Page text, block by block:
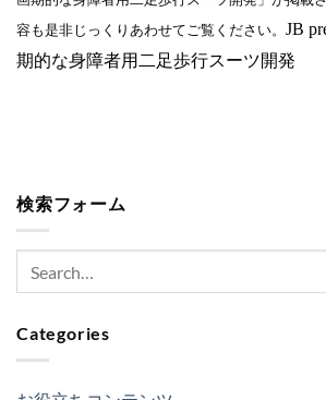
容も是非じっくりあわせてご覧ください。 JB
期的な身障者用二足歩行スーツ開発
検索フォーム
Categories